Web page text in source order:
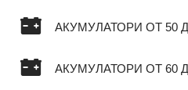
АКУМУЛАТОРИ ОТ 50
АКУМУЛАТОРИ ОТ 60